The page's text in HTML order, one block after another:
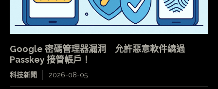
Google 密碼管理器漏洞 允許惡意軟件繞過
Passkey 接管帳戶！
科技新聞 2026-08-05